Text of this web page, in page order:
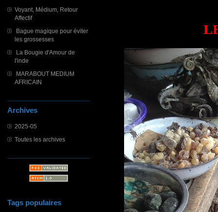
Voyant, Médium, Retour
Affectif
Bague magique pour éviter
les grossesses
La Bougie d'Amour de
l'inde
MARABOUT MEDIUM
AFRICAIN
Archives
2025-05
Toutes les archives
Tags populaires